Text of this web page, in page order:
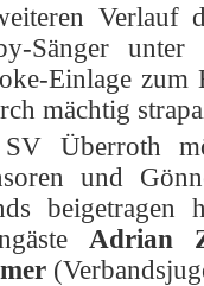
Verlauf
Sänger
Einlage zum
mächtig
Überroth
und
Adrian